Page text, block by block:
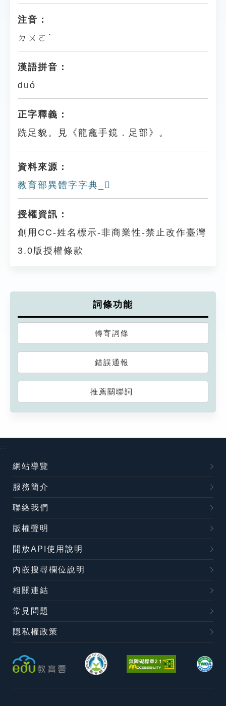
注音：
ㄉㄨㄛˊ
漢語拼音：
duó
正字釋義：
跣足貌。見《龍龕手鏡．足部》。
資料來源：
教育部異體字字典_𨆅
授權資訊：
創用CC-姓名標示-非商業性-禁止改作臺灣
3.0版授權條款
詞條功能
轉寄詞條
錯誤通報
推薦關聯詞
:::
網站導覽
服務簡介
聯絡我們
版權聲明
開放API使用說明
內嵌搜尋欄位說明
相關連結
常見問題
隱私權政策